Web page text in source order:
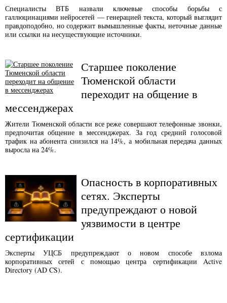
Специалисты ВТБ назвали ключевые способы борьбы с
галлюцинациями нейросетей — генерацией текста, который выглядит
правдоподобно, но содержит вымышленные факты, неточные данные
или ссылки на несуществующие источники.
Старшее поколение
Тюменской области
переходит на общение в
мессенджерах
Жители Тюменской области все реже совершают телефонные звонки,
предпочитая общение в мессенджерах. За год средний голосовой
трафик на абонента снизился на 14%, а мобильная передача данных
выросла на 24%.
Опасность в корпоративных
сетях. Эксперты
предупреждают о новой
уязвимости в центре
сертификации
Эксперты УЦСБ предупреждают о новом способе взлома
корпоративных сетей с помощью центра сертификации Active
Directory (AD CS).